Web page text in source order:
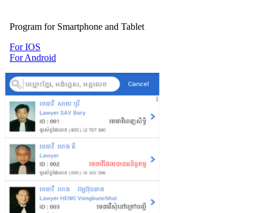
Program for Smartphone and Tablet
For IOS
For Android